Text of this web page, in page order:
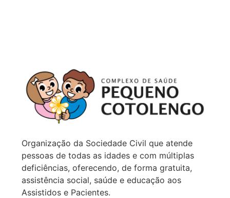
Organização da Sociedade Civil que atende
pessoas de todas as idades e com múltiplas
deficiências, oferecendo, de forma gratuita,
assistência social, saúde e educação aos
Assistidos e Pacientes.